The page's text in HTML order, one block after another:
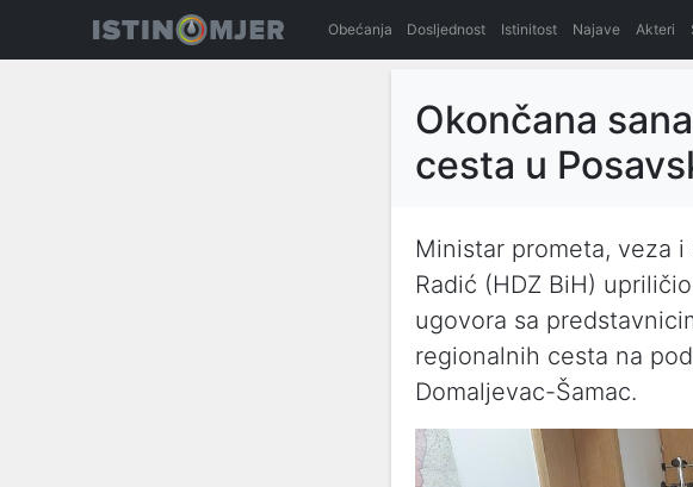
Obećanja Dosljednost Istinitost Najave Akteri
Okončana
cesta u
Ministar prometa, veza
Radić (HDZ BiH)
ugovora sa
regionalnih cesta na
Domaljevac-Šamac.